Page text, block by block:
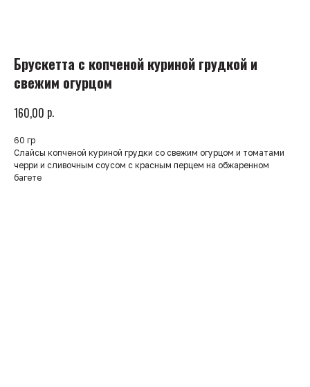
Брускетта с копченой куриной грудкой и
свежим огурцом
160,00 р.
60 гр
Слайсы копченой куриной грудки со свежим огурцом и томатами
черри и сливочным соусом с красным перцем на обжаренном
багете